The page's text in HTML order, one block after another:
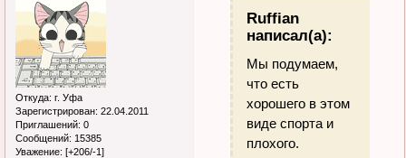
Откуда: г. Уфа
Зарегистрирован: 22.04.2011
Приглашений: 0
Сообщений: 15385
Уважение: [+206/-1]
Ruffian
написал(а):
Мы подумаем,
что есть
хорошего в этом
виде спорта и
плохого.